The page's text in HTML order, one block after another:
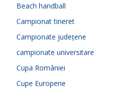
Beach handball
Campionat tineret
Campionate județene
campionate universitare
Cupa României
Cupe Europene